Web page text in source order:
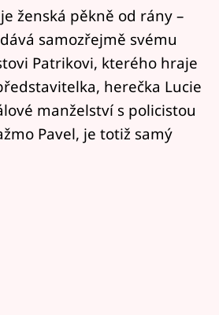
ženská pěkně od rány –
samozřejmě svému
Patrikovi, kterého hraje
herečka Lucie
manželství s policistou
Pavel, je totiž samý